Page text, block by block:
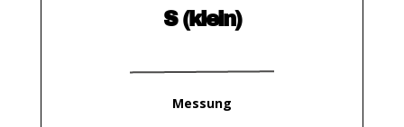
S (klein)
Messung